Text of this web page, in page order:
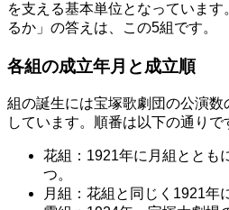
を支える基本単位となっていま
るか」の答えは、この5組です。
各組の成立年月と成立順
組の誕生には宝塚歌劇団の公演
しています。順番は以下の通りで
花組：1921年に月組ととも
つ。
月組：花組と同じく1921年